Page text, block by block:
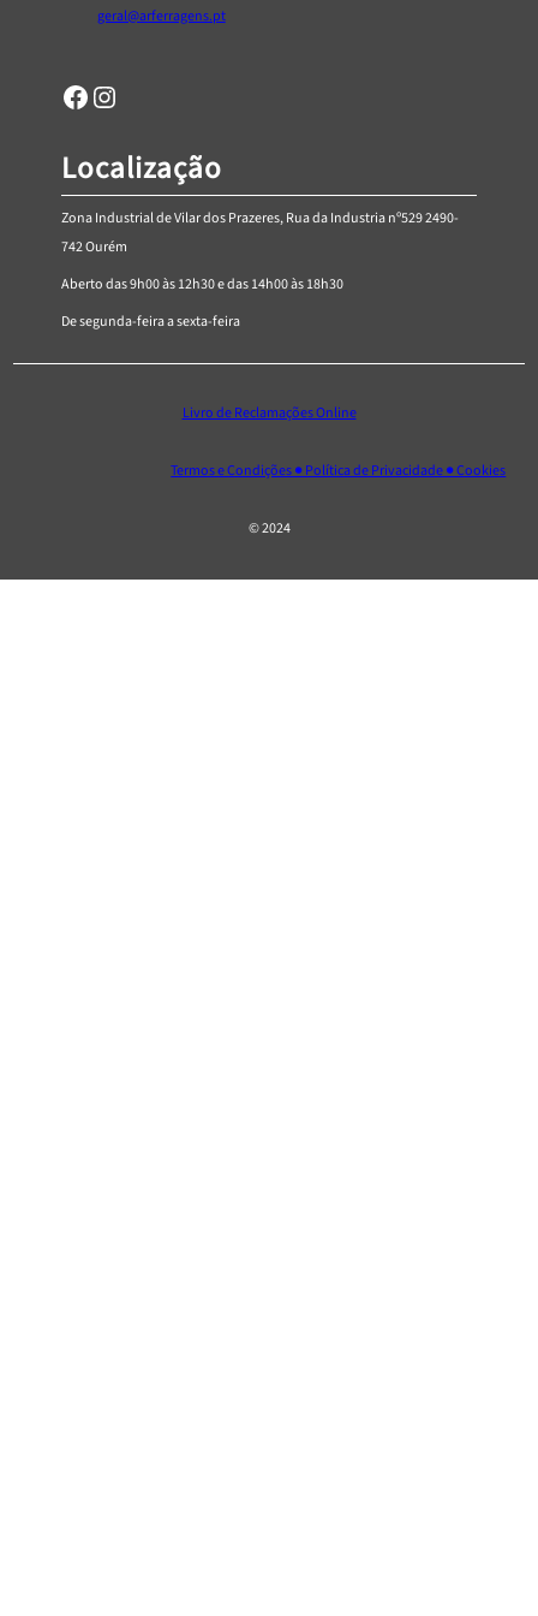
geral@arferragens.pt
Facebook Página de Instagram da AR Ferragens
Localização
Zona Industrial de Vilar dos Prazeres, Rua da Industria nº529 2490-
742 Ourém
Aberto das 9h00 às 12h30 e das 14h00 às 18h30
De segunda-feira a sexta-feira
Livro de Reclamações Online
Termos e Condições ● Política de Privacidade ● Cookies
© 2024